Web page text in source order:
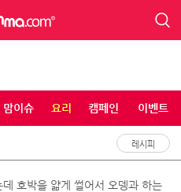
맘이슈 요리 캠페인 이벤트
레시피
호박을 얇게 썰어서 오뎅과 하는